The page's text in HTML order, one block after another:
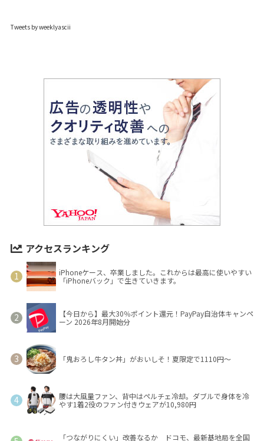
Tweets by weeklyascii
アクセスランキング
iPhoneケース、卒業しました。これからは最高に使いやすい
「iPhoneバック」で生きていきます。
【今日から】最大30％ポイント還元！PayPay自治体キャンペ
ーン 2026年8月開始分
「鬼おろし牛タン丼」がおいしそ！夏限定で1110円～
腰は大風量ファン、背中はペルチェ冷却。ダブルで身体を冷
やす1着2役のファン付きウェアが10,980円
「つながりにくい」改善なるか ドコモ、最新基地局を全国